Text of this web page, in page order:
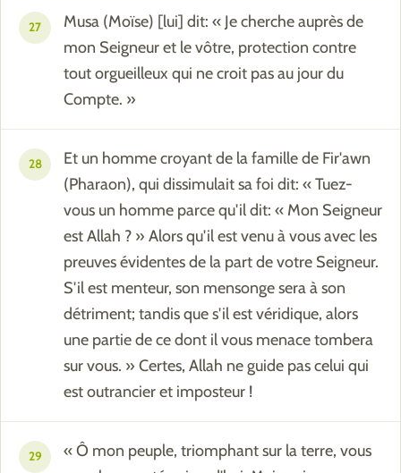
27
Musa (Moïse) [lui] dit: « Je cherche auprès de
mon Seigneur et le vôtre, protection contre
tout orgueilleux qui ne croit pas au jour du
Compte. »
28
Et un homme croyant de la famille de Fir'awn
(Pharaon), qui dissimulait sa foi dit: « Tuez-
vous un homme parce qu'il dit: « Mon Seigneur
est Allah ? » Alors qu'il est venu à vous avec les
preuves évidentes de la part de votre Seigneur.
S'il est menteur, son mensonge sera à son
détriment; tandis que s'il est véridique, alors
une partie de ce dont il vous menace tombera
sur vous. » Certes, Allah ne guide pas celui qui
est outrancier et imposteur !
29
« Ô mon peuple, triomphant sur la terre, vous